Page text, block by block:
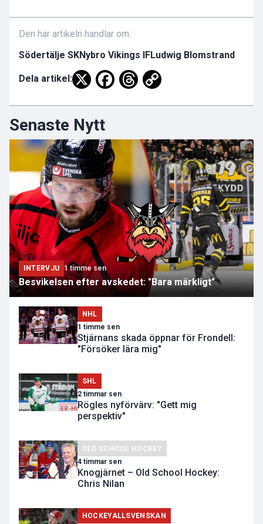
Den här artikeln handlar om:
Södertälje SKNybro Vikings IFLudwig Blomstrand
Dela artikel:
Senaste Nytt
INTERVJU 1 timme sen
Besvikelsen efter avskedet: "Bara märkligt"
NHL
1 timme sen
Stjärnans skada öppnar för Frondell:
"Försöker lära mig"
SHL
2 timmar sen
Rögles nyförvärv: "Gett mig
perspektiv"
OLD SCHOOL HOCKEY
4 timmar sen
Knogjärnet – Old School Hockey:
Chris Nilan
HOCKEYALLSVENSKAN